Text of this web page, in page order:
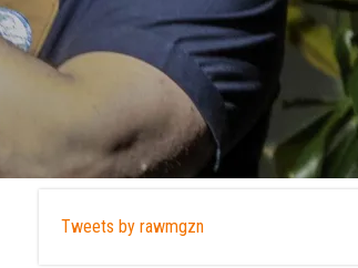
Tweets by rawmgzn